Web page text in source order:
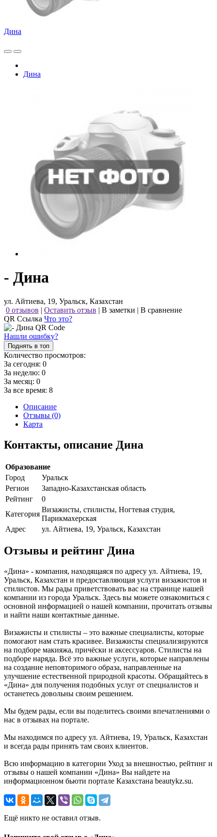
Дина
Дина
- Дина
ул. Айтиева, 19, Уральск, Казахстан
0 отзывов | Оставить отзыв | В заметки | В сравнение
QR Ссылка Что это?
Нашли ошибку?
Поднять в топ
Количество просмотров:
За сегодня: 0
За неделю: 0
За месяц: 0
За все время: 8
Описание
Отзывы (0)
Карта
Контакты, описание Дина
Образование
Город
Уральск
Регион
Западно-Казахстанская область
Рейтинг
0
Категория
Визажисты, стилисты, Ногтевая студия,
Парикмахерская
Адрес
ул. Айтиева, 19, Уральск, Казахстан
Отзывы и рейтинг Дина
«Дина» - компания, находящаяся по адресу ул. Айтиева, 19,
Уральск, Казахстан и предоставляющая услуги визажистов и
стилистов. Мы рады приветствовать вас на странице нашей
компании из города Уральск. Здесь вы можете ознакомиться с
основной информацией о нашей компании, прочитать отзывы
и найти наши контактные данные.
Визажисты и стилисты – это важные специалисты, которые
помогают нам стать красивее. Визажисты специализируются
на подборе макияжа, причёски и аксессуаров. Стилисты на
подборе наряда. Всё это важные услуги, которые направлены
на создание неповторимого образа, направленные на
улучшение естественной природной красоты. Обращайтесь в
«Дина» для получения подобных услуг от специалистов и
останетесь довольны своим решением.
Мы будем рады, если вы поделитесь своими впечатлениями о
нас в отзывах на портале.
Мы находимся по адресу ул. Айтиева, 19, Уральск, Казахстан
и всегда рады принять там своих клиентов.
Всю информацию в категории Уход за внешностью, рейтинг и
отзывы о нашей компании «Дина» Вы найдете на
информационном бьюти портале Казахстана beautykz.su.
Ещё никто не оставил отзыв.